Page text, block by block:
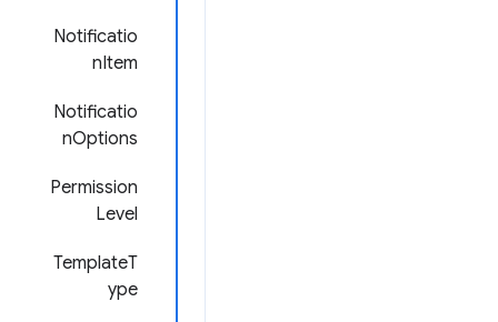
Notificatio
nItem
Notificatio
nOptions
Permission
Level
TemplateT
ype